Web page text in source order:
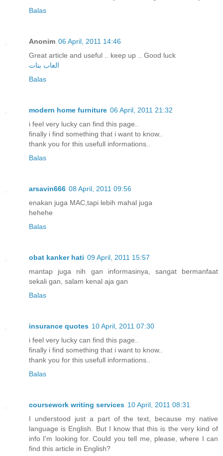
Balas
Anonim 06 April, 2011 14:46
Great article and useful .. keep up .. Good luck
العاب بنات
Balas
modern home furniture 06 April, 2011 21:32
i feel very lucky can find this page..
finally i find something that i want to know..
thank you for this usefull informations..
Balas
arsavin666 08 April, 2011 09:56
enakan juga MAC,tapi lebih mahal juga
hehehe
Balas
obat kanker hati 09 April, 2011 15:57
mantap juga nih gan informasinya, sangat bermanfaat
sekali gan, salam kenal aja gan
Balas
insurance quotes 10 April, 2011 07:30
i feel very lucky can find this page..
finally i find something that i want to know..
thank you for this usefull informations..
Balas
coursework writing services 10 April, 2011 08:31
I understood just a part of the text, because my native
language is English. But I know that this is the very kind of
info I'm looking for. Could you tell me, please, where I can
find this article in English?